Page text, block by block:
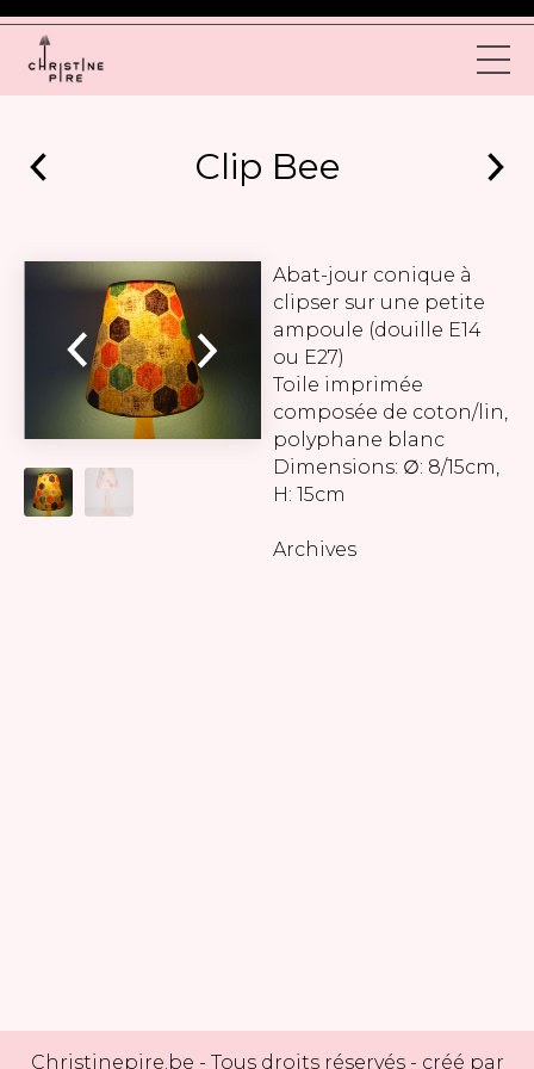
Clip Bee
Abat-jour conique à
clipser sur une petite
ampoule (douille E14
ou E27)
Toile imprimée
composée de coton/lin,
polyphane blanc
Dimensions: ∅: 8/15cm,
H: 15cm
Archives
Christinepire.be - Tous droits réservés - créé par